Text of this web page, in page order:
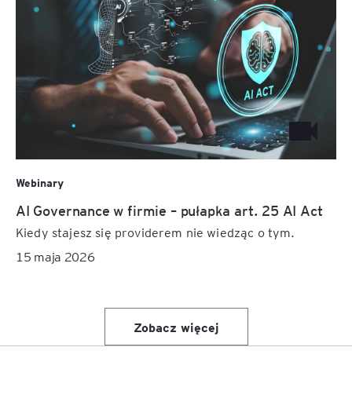
Webinary
AI Governance w firmie – pułapka art. 25 AI Act
Kiedy stajesz się providerem nie wiedząc o tym.
15 maja 2026
Zobacz więcej